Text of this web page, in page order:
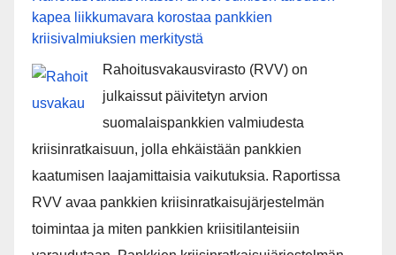
kapea liikkumavara korostaa pankkien
kriisivalmiuksien merkitystä
Rahoitusvakausvirasto (RVV) on
julkaissut päivitetyn arvion
suomalaispankkien valmiudesta
kriisinratkaisuun, jolla ehkäistään pankkien
kaatumisen laajamittaisia vaikutuksia. Raportissa
RVV avaa pankkien kriisinratkaisujärjestelmän
toimintaa ja miten pankkien kriisitilanteisiin